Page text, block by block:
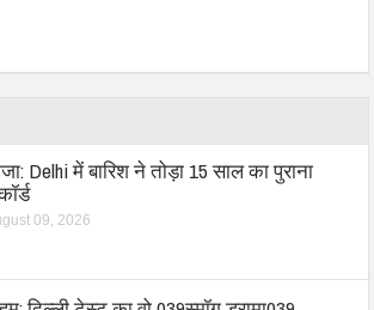
Delhi में बारिश ने तोड़ा 15 साल का पुराना
09, 2026